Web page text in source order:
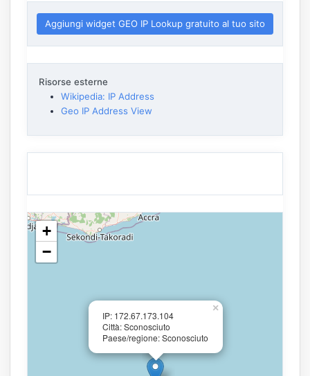
Aggiungi widget GEO IP Lookup gratuito al tuo sito
Risorse esterne
Wikipedia: IP Address
Geo IP Address View
IP: 172.67.173.104
Città: Sconosciuto
Paese/regione: Sconosciuto
×
+
−